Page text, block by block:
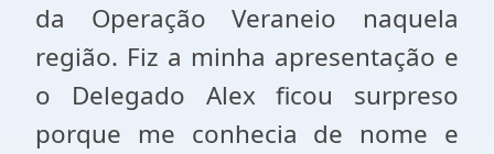
da Operação Veraneio naquela
região. Fiz a minha apresentação e
o Delegado Alex ficou surpreso
porque me conhecia de nome e